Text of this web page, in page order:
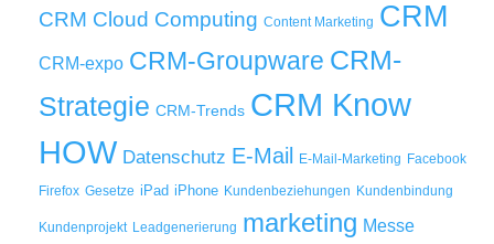
CRM Cloud Computing Content Marketing CRM
CRM-expo CRM-Groupware CRM-
Strategie CRM-Trends CRM Know
HOW Datenschutz E-Mail E-Mail-Marketing Facebook
Firefox Gesetze iPad iPhone Kundenbeziehungen Kundenbindung
Kundenprojekt Leadgenerierung marketing Messe